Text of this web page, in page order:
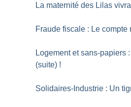
La maternité des Lilas vivra
Fraude fiscale : Le compte
Logement et sans-papiers
(suite) !
Solidaires-Industrie : Un